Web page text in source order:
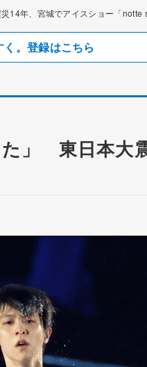
年、宮城でアイスショー「notte
。登録はこちら
」 東日本大